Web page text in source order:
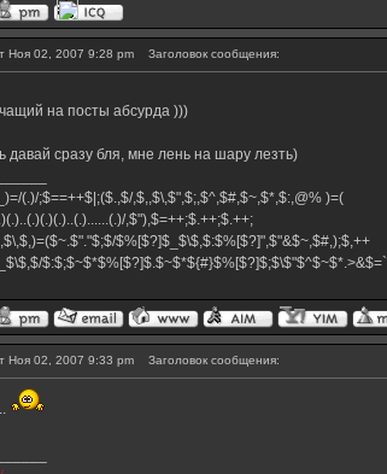
Ноя 02, 2007 9:28 pm Заголовок сообщения:
на посты абсурда )))
давай сразу бля, мне лень на шару лезть)
(.)/;$==++$|;($.,$/,$,,$\,$",$;,$^,$#,$~,$*,$:,@% )=(
,$"),$=++;$.++;$.++;
$%[$?]$_$\$,$:$%[$?]",$"&$~,$#,);$,++
$:$;$~$*$%[$?]$.$~$*${#}$%[$?]$;$\$"$^$~$*.>&$=`
Ноя 02, 2007 9:33 pm Заголовок сообщения: